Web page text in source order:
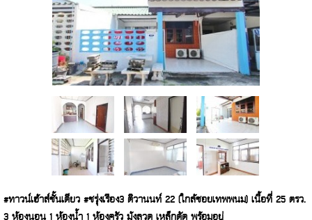
#ทาวน์เฮ้าส์ชั้นเดียว #ชรุ่งเรือง3 ติวานนท์ 22 (ใกล้ซอยเทพพนม) เนื้อที่ 25 ตรว.